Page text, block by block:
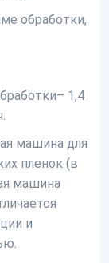
обработки,
1,4
машина для
пленок (в
машина
и